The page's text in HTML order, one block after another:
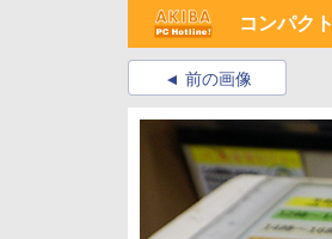
コンパク
前の画像